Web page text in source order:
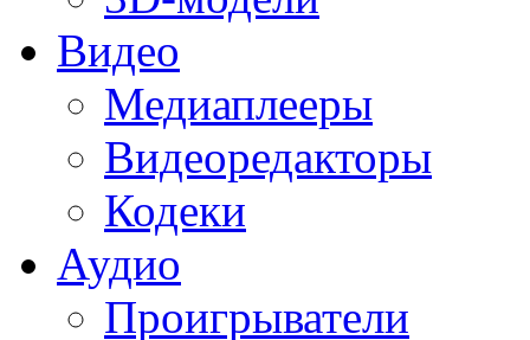
Видео
Медиаплееры
Видеоредакторы
Кодеки
Аудио
Проигрыватели